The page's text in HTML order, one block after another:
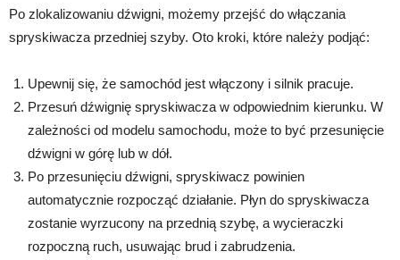
Po zlokalizowaniu dźwigni, możemy przejść do włączania
spryskiwacza przedniej szyby. Oto kroki, które należy podjąć:
Upewnij się, że samochód jest włączony i silnik pracuje.
Przesuń dźwignię spryskiwacza w odpowiednim kierunku. W
zależności od modelu samochodu, może to być przesunięcie
dźwigni w górę lub w dół.
Po przesunięciu dźwigni, spryskiwacz powinien
automatycznie rozpocząć działanie. Płyn do spryskiwacza
zostanie wyrzucony na przednią szybę, a wycieraczki
rozpoczną ruch, usuwając brud i zabrudzenia.